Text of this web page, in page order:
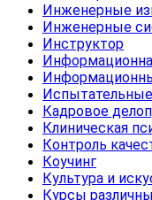
Инженерные
Инженерные
Инструктор
Кадровое
Клиническая
Контроль
Коучинг
Культура и
Курсы